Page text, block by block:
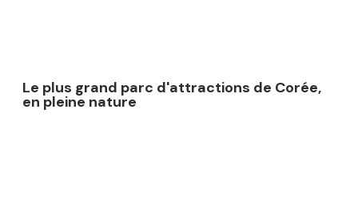
Le plus grand parc d'attractions de Corée,
en pleine nature